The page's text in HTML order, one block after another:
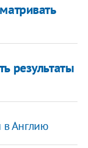
результаты
в Англию